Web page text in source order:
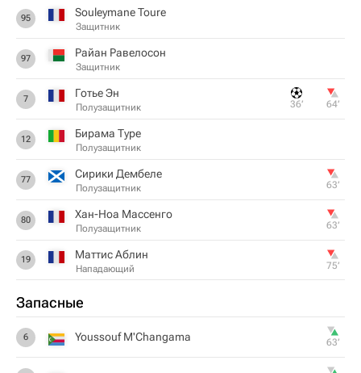
95 Souleymane Toure
Защитник
97 Райан Равелосон
Защитник
7 Готье Эн
Полузащитник 36‎’‎ 64‎’‎
12 Бирама Туре
Полузащитник
77 Сирики Дембеле
Полузащитник 63‎’‎
80 Хан-Ноа Массенго
Полузащитник 63‎’‎
19 Маттис Аблин
Нападающий 75‎’‎
Запасные
6 Youssouf M'Changama 63‎’‎